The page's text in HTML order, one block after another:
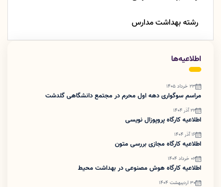
رشته بهداشت مدارس
اطلاعیه‌ها
23 خرداد 1405
مراسم سوگواری دهه اول محرم در مجتمع دانشگاهی گلدشت
22 آذر 1404
اطلاعیه کارگاه پروپوزال نویسی
16 آذر 1404
اطلاعیه کارگاه مجازی بررسی متون
02 خرداد 1404
اطلاعیه کارگاه هوش مصنوعی در بهداشت محیط
30 اردیبهشت 1404